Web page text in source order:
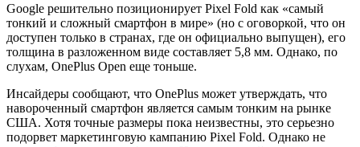
Google решительно позиционирует Pixel Fold как «самый
тонкий и сложный смартфон в мире» (но с оговоркой, что он
доступен только в странах, где он официально выпущен), его
толщина в разложенном виде составляет 5,8 мм. Однако, по
слухам, OnePlus Open еще тоньше.
Инсайдеры сообщают, что OnePlus может утверждать, что
навороченный смартфон является самым тонким на рынке
США. Хотя точные размеры пока неизвестны, это серьезно
подорвет маркетинговую кампанию Pixel Fold. Однако не